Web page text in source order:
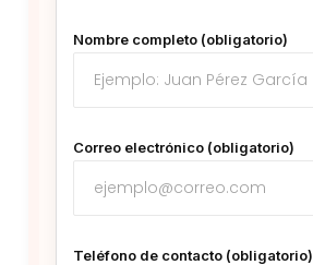
Nombre completo (obligatorio)
Correo electrónico (obligatorio)
Teléfono de contacto (obligatorio)